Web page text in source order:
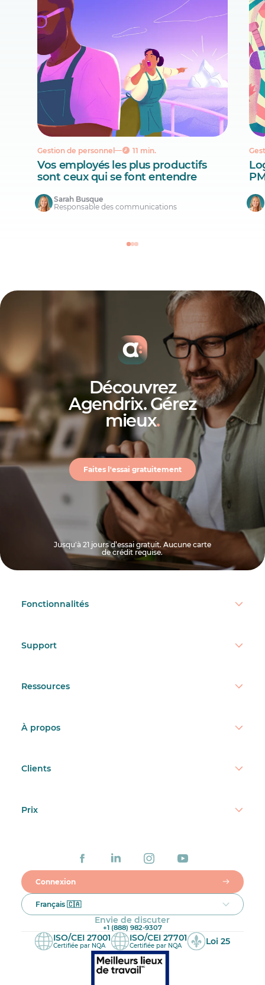
Gestion de personnel 11 min.
Vos employés les plus productifs
sont ceux qui se font entendre
Sarah Busque
Responsable des communications
Découvrez
Agendrix. Gérez
mieux.
Faites l'essai gratuitement
Jusqu'à 21 jours d’essai gratuit. Aucune carte
de crédit requise.
Fonctionnalités
Support
Ressources
À propos
Clients
Prix
Connexion
Français 🇨🇦
Envie de discuter
+1 (888) 982-9307
ISO/CEI 27001
Certifiée par NQA
ISO/CEI 27701
Certifiée par NQA Loi 25